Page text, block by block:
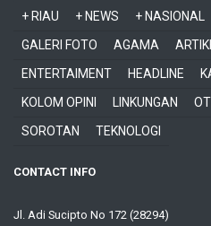
+ RIAU + NEWS + NASIONAL
GALERI FOTO
AGAMA
ENTERTAIMENT
HEADLINE
KOLOM OPINI
LINKUNGAN
SOROTAN
TEKNOLOGI
CONTACT INFO
Jl. Adi Sucipto No 172 (28294)